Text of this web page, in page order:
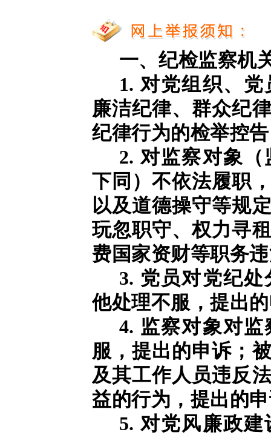
一、纪检监察机
1. 对党组织、
廉洁纪律、群众纪
纪律行为的检举控
2. 对监察对象
下同）不依法履职
以及道德操守等规
玩忽职守、权力寻
费国家资财等职务
3. 党员对党纪
他处理不服，提出
4. 监察对象对
服，提出的申诉；
及其工作人员违反
益的行为，提出的
5. 对党风廉政